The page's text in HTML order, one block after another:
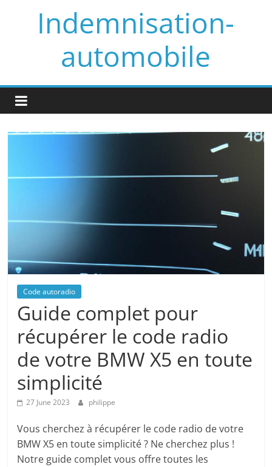
Indemnisation-
automobile
Code autoradio
Guide complet pour
récupérer le code radio
de votre BMW X5 en toute
simplicité
27 June 2023 philippe
Vous cherchez à récupérer le code radio de votre
BMW X5 en toute simplicité ? Ne cherchez plus !
Notre guide complet vous offre toutes les